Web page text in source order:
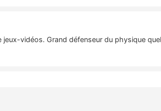
vidéos. Grand défenseur du physique